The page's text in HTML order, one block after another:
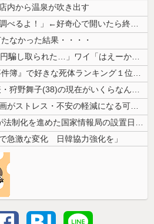
内から温泉が吹き出す
【悲報】「ブロック人数を調べるよ！」←好奇心で開いたら終わるサイトだっ...
なかった結果・・・・
積水ハウス「地面師に55億円騙し取られた…」ワイ「はえーかわいそう…会...
【画像】 『金田一少年の事件簿』で好きな死体ランキング１位がこちら！
【最新画像】 元バレー代表・狩野舞子(38)の現在がいくらなんでも即ハ...
【朗報】かわいい動物の動画がストレス・不安の軽減になる可能性。英大学の...
（ ´_ゝ`）中国「高市政権が法制化を進めた国家情報局の設置日が7月3...
急激な変化 日韓協力強化を」